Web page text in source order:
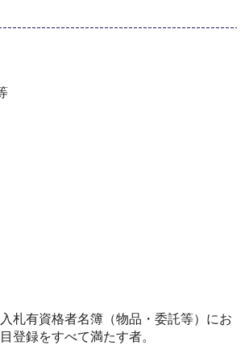
札有資格者名簿（物品・委託等）にお
登録をすべて満たす者。